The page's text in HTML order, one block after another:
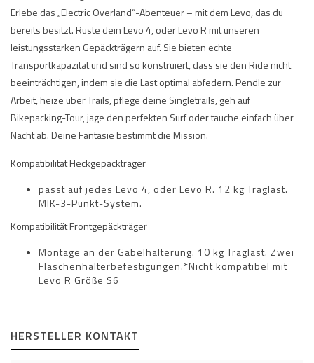
Erlebe das „Electric Overland“-Abenteuer – mit dem Levo, das du
bereits besitzt. Rüste dein Levo 4, oder Levo R mit unseren
leistungsstarken Gepäckträgern auf. Sie bieten echte
Transportkapazität und sind so konstruiert, dass sie den Ride nicht
beeinträchtigen, indem sie die Last optimal abfedern. Pendle zur
Arbeit, heize über Trails, pflege deine Singletrails, geh auf
Bikepacking-Tour, jage den perfekten Surf oder tauche einfach über
Nacht ab. Deine Fantasie bestimmt die Mission.
Kompatibilität Heckgepäckträger
passt auf jedes Levo 4, oder Levo R. 12 kg Traglast.
MIK-3-Punkt-System.
Kompatibilität Frontgepäckträger
Montage an der Gabelhalterung. 10 kg Traglast. Zwei
Flaschenhalterbefestigungen.*Nicht kompatibel mit
Levo R Größe S6
HERSTELLER KONTAKT